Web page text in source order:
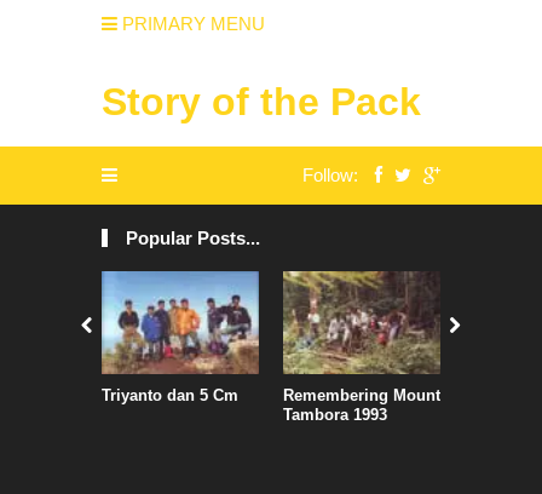
PRIMARY MENU
Story of the Pack
Follow:
Popular Posts...
Triyanto dan 5 Cm
Remembering Mount
Tambora 1993